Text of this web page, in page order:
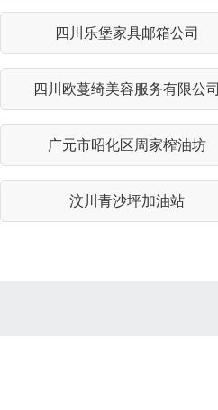
四川乐堡家具邮箱公司
四川欧蔓绮美容服务有限公司
广元市昭化区周家榨油坊
汶川青沙坪加油站